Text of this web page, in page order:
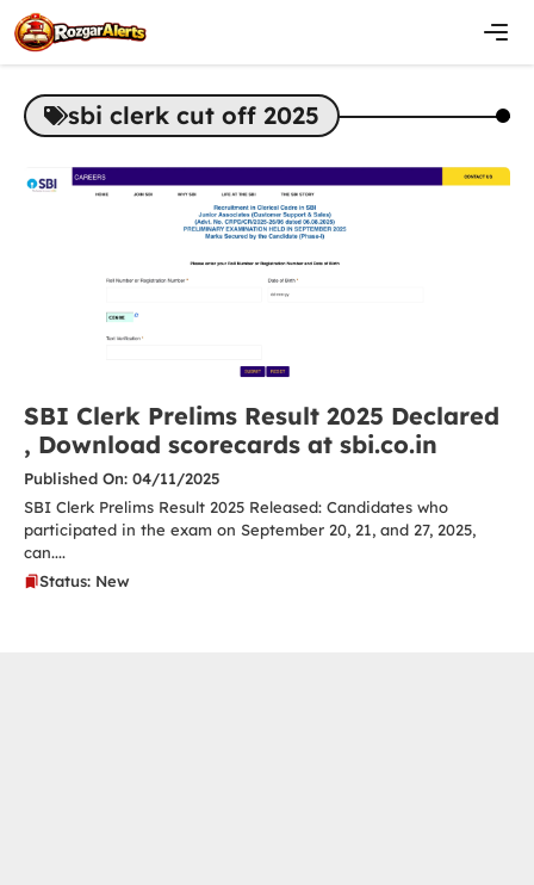
Skip
to
content
sbi clerk cut off 2025
SBI Clerk Prelims Result 2025 Declared
, Download scorecards at sbi.co.in
Published On: 04/11/2025
SBI Clerk Prelims Result 2025 Released: Candidates who
participated in the exam on September 20, 21, and 27, 2025,
can....
Status: New